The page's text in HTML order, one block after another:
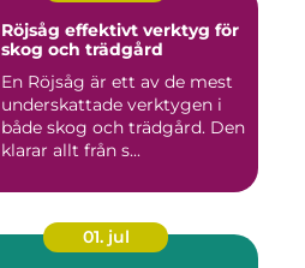
Röjsåg effektivt verktyg för
skog och trädgård
En Röjsåg är ett av de mest
underskattade verktygen i
både skog och trädgård. Den
klarar allt från s...
01. jul